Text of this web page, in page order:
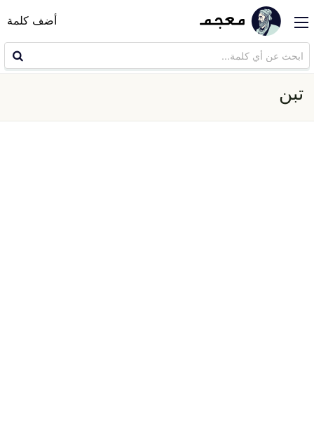
أضف كلمة
تبن